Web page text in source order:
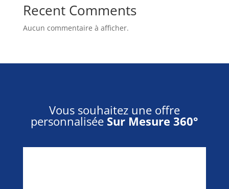
Recent Comments
Aucun commentaire à afficher.
Vous souhaitez une offre
personnalisée Sur Mesure 360°